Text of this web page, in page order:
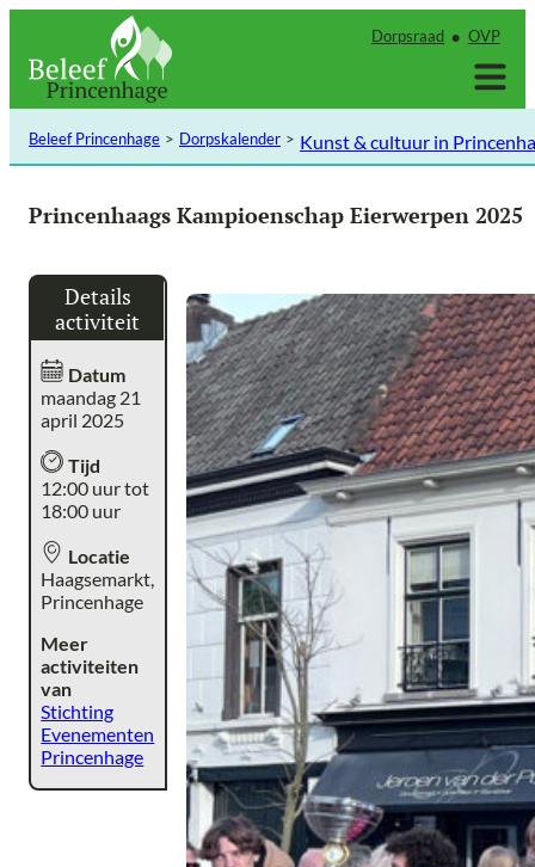
inhoud
Dorpsraad OVP
Beleef Princenhage Dorpskalender Kunst & cultuur in
Princenhaags Kampioenschap Eierwerpen 2025
Details
activiteit
Datum
maandag 21
april 2025
Tijd
12:00 uur tot
18:00 uur
Locatie
Haagsemarkt,
Princenhage
Meer
activiteiten
van
Stichting
Evenementen
Princenhage